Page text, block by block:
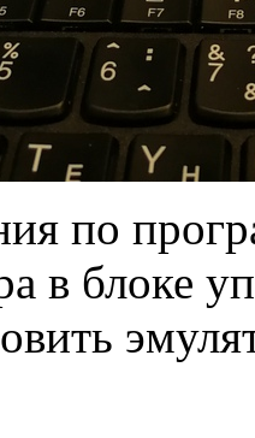
по
в блоке